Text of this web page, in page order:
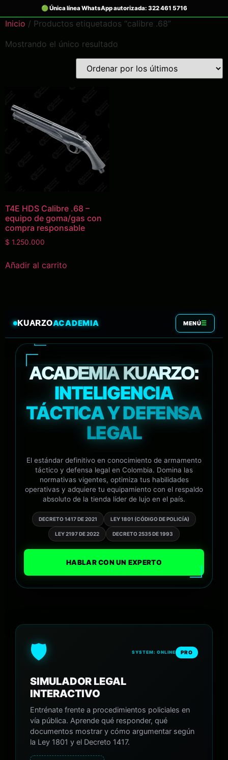
Inicio / Productos etiquetados “calibre .68”
Mostrando el único resultado
T4E HDS Calibre .68 –
equipo de goma/gas con
compra responsable
$ 1.250.000
Añadir al carrito
KUARZOACADEMIA MENÚ☰
ACADEMIA KUARZO:
INTELIGENCIA
TÁCTICA Y DEFENSA
LEGAL
El estándar definitivo en conocimiento de armamento
táctico y defensa legal en Colombia. Domina las
normativas vigentes, optimiza tus habilidades
operativas y adquiere tu equipamiento con el respaldo
absoluto de la tienda líder de lujo en el país.
DECRETO 1417 DE 2021 LEY 1801 (CÓDIGO DE POLICÍA)
LEY 2197 DE 2022 DECRETO 2535 DE 1993
HABLAR CON UN EXPERTO
🛡️ SYSTEM: ONLINE PRO
SIMULADOR LEGAL
INTERACTIVO
Entrénate frente a procedimientos policiales en
vía pública. Aprende qué responder, qué
documentos mostrar y cómo argumentar según
la Ley 1801 y el Decreto 1417.